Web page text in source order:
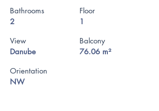
Bathrooms
2
View
Danube
Floor
1
Balcony
76.06 m²
Orientation
NW